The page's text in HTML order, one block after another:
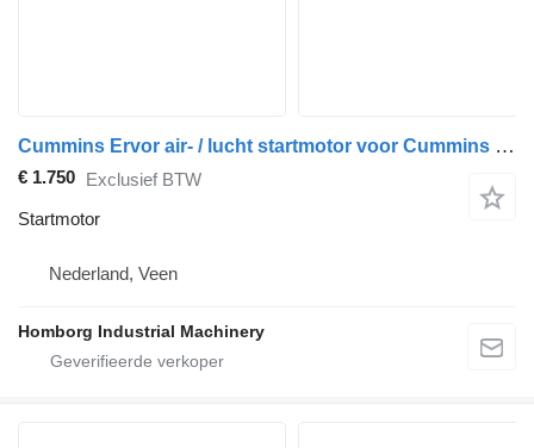
Cummins Ervor air- / lucht startmotor voor Cummins K(TA)19 - 38 - 50 etc
€ 1.750 Exclusief BTW
Startmotor
Nederland, Veen
Homborg Industrial Machinery